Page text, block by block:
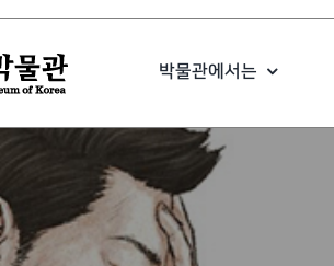
박물관에서는